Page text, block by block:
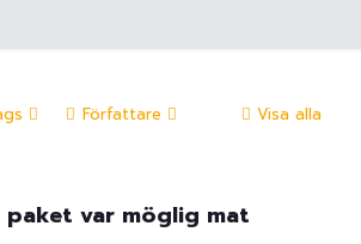
Författare Visa alla
var möglig mat